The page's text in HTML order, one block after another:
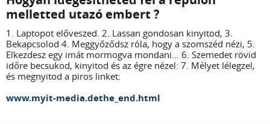
melletted utazó embert ?
1. Laptopot előveszed. 2. Lassan gondosan kinyitod, 3.
Bekapcsolod 4. Meggyőződsz róla, hogy a szomszéd nézi, 5.
Elkezdesz egy imát mormogva mondani... 6. Szemedet rövid
időre becsukod, kinyitod és az égre nézel: 7. Mélyet lélegzel,
és megnyitod a piros linket:
www.myit-media.dethe_end.html